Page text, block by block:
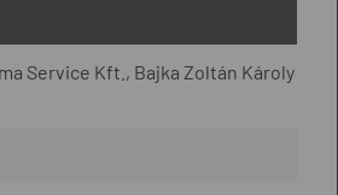
Service Kft., Bajka Zoltán Károly